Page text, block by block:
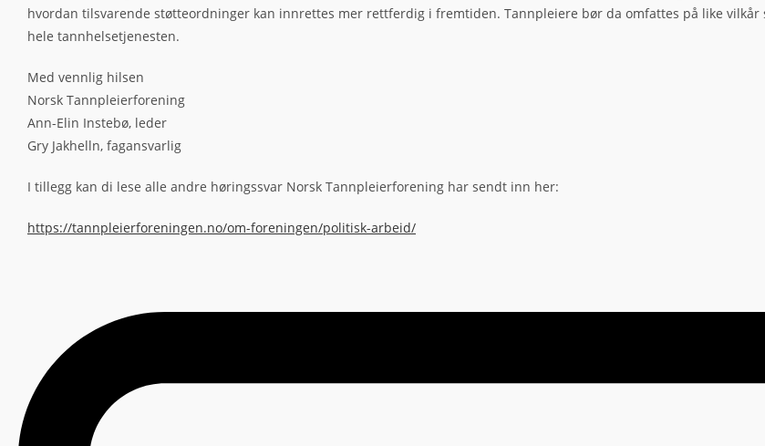
hvordan tilsvarende støtteordninger kan innrettes mer rettferdig i fremtiden. Tannpleiere bør da omfattes på like
hele tannhelsetjenesten.
Med vennlig hilsen
Norsk Tannpleierforening
Ann-Elin Instebø, leder
Gry Jakhelln, fagansvarlig
I tillegg kan di lese alle andre høringssvar Norsk Tannpleierforening har sendt inn her:
https://tannpleierforeningen.no/om-foreningen/politisk-arbeid/